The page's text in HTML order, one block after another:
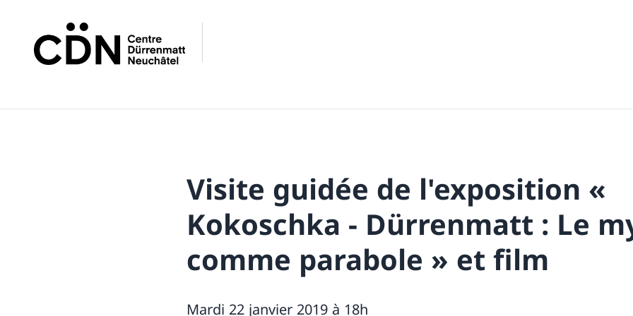
Visite guidée de l'exposition «
Kokoschka - Dürrenmatt : Le
comme parabole » et film
Mardi 22 janvier 2019 à 18h